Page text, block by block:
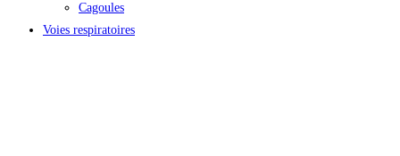
Cagoules
Voies respiratoires